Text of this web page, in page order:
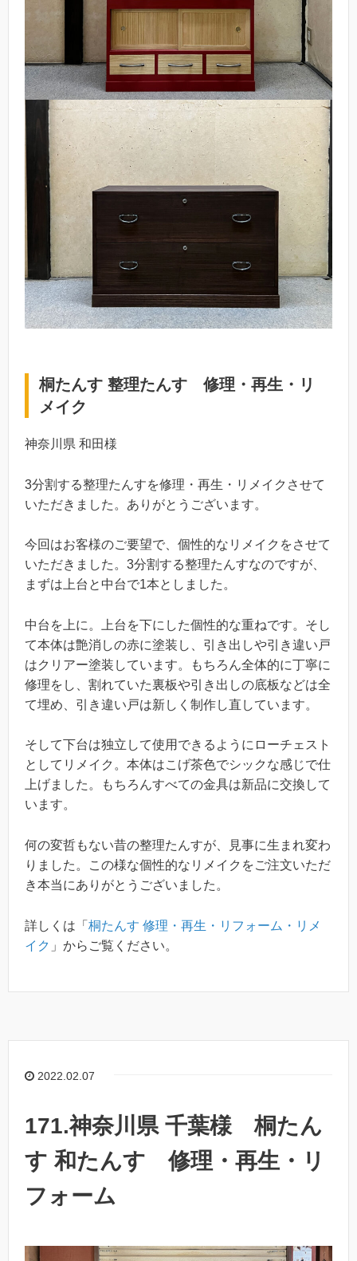
桐たんす 整理たんす 修理・再生・リ
メイク
神奈川県 和田様
3分割する整理たんすを修理・再生・リメイクさせて
いただきました。ありがとうございます。
今回はお客様のご要望で、個性的なリメイクをさせて
いただきました。3分割する整理たんすなのですが、
まずは上台と中台で1本としました。
中台を上に。上台を下にした個性的な重ねです。そし
て本体は艶消しの赤に塗装し、引き出しや引き違い戸
はクリアー塗装しています。もちろん全体的に丁寧に
修理をし、割れていた裏板や引き出しの底板などは全
て埋め、引き違い戸は新しく制作し直しています。
そして下台は独立して使用できるようにローチェスト
としてリメイク。本体はこげ茶色でシックな感じで仕
上げました。もちろんすべての金具は新品に交換して
います。
何の変哲もない昔の整理たんすが、見事に生まれ変わ
りました。この様な個性的なリメイクをご注文いただ
き本当にありがとうございました。
詳しくは「 桐たんす 修理・再生・リフォーム・リメ
イク 」からご覧ください。
2022.02.07
171.神奈川県 千葉様 桐たん
す 和たんす 修理・再生・リ
フォーム